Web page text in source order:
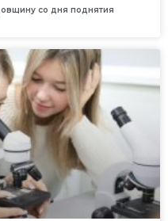
со дня поднятия